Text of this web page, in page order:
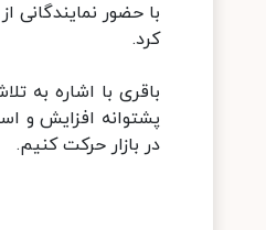
با حضور نمایندگانی
کرد.
باقری با اشاره به
پشتوانه افزایش و
در بازار حرکت کنیم.